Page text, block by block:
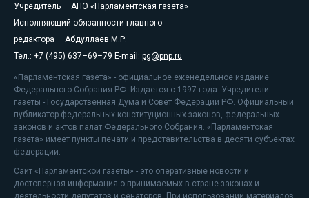
Учредитель — АНО «Парламентская газета»
Исполняющий обязанности главного
редактора — Абдуллаев М.Р.
Тел.: +7 (495) 637–69–79 E-mail: pg@pnp.ru
«Парламентская газета» - официальное еженедельное издание
Федерального Собрания РФ. Издается с 1997 года. Учредители
газеты - Государственная Дума и Совет Федерации РФ. Официальный
публикатор федеральных конституционных законов, федеральных
законов и актов палат Федерального Собрания. «Парламентская
газета» имеет пункты печати и представительства в десяти субъектах
федерации.
Сайт «Парламентской газеты» - это оперативные новости и
достоверная информация о принимаемых в стране законах и
деятельности депутатов и сенаторов. При использовании материалов